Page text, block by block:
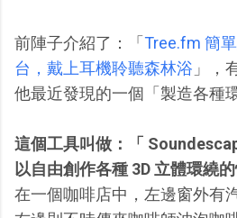
前陣子介紹了：「Tree.fm 簡
台，戴上耳機聆聽森林浴 」，
他最近發現的一個「製造各種
這個工具叫做：「
以自由創作各種 3D 立體環繞的
在一個咖啡店中，左邊窗外有